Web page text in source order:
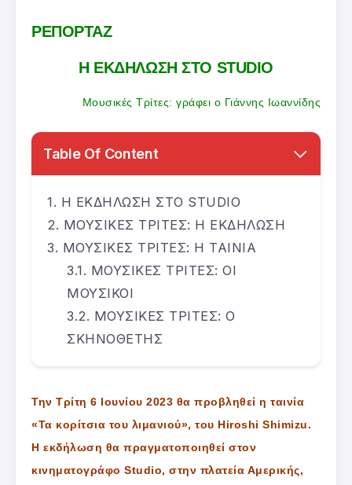
ΡΕΠΟΡΤΑΖ
Η ΕΚΔΗΛΩΣΗ ΣΤΟ STUDIO
Μουσικές Τρίτες: γράφει ο Γιάννης Ιωαννίδης
Table Of Content
Η ΕΚΔΗΛΩΣΗ ΣΤΟ STUDIO
ΜΟΥΣΙΚΕΣ ΤΡΙΤΕΣ: Η ΕΚΔΗΛΩΣΗ
ΜΟΥΣΙΚΕΣ ΤΡΙΤΕΣ: Η ΤΑΙΝΙΑ
ΜΟΥΣΙΚΕΣ ΤΡΙΤΕΣ: ΟΙ
ΜΟΥΣΙΚΟΙ
ΜΟΥΣΙΚΕΣ ΤΡΙΤΕΣ: Ο
ΣΚΗΝΟΘΕΤΗΣ
Την Τρίτη 6 Ιουνίου 2023 θα προβληθεί η ταινία
«Τα κορίτσια του λιμανιού», του Hiroshi Shimizu.
Η εκδήλωση θα πραγματοποιηθεί στον
κινηματογράφο Studio, στην πλατεία Αμερικής,